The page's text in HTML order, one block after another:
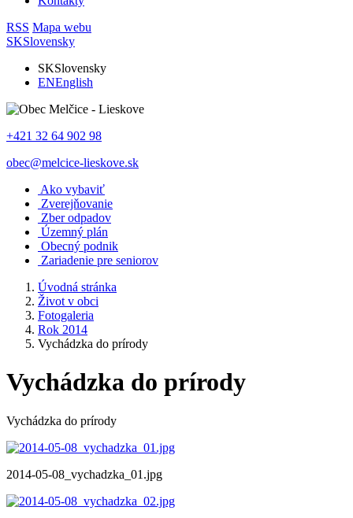
RSS Mapa webu
SKSlovensky
SKSlovensky
ENEnglish
+421 32 64 902 98
obec@melcice-lieskove.sk
Ako vybaviť
Zverejňovanie
Zber odpadov
Územný plán
Obecný podnik
Zariadenie pre seniorov
Úvodná stránka
Život v obci
Fotogaleria
Rok 2014
Vychádzka do prírody
Vychádzka do prírody
Vychádzka do prírody
2014-05-08_vychadzka_01.jpg